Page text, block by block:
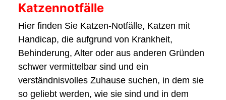
Katzennotfälle
Hier finden Sie Katzen-Notfälle, Katzen mit
Handicap, die aufgrund von Krankheit,
Behinderung, Alter oder aus anderen Gründen
schwer vermittelbar sind und ein
verständnisvolles Zuhause suchen, in dem sie
so geliebt werden, wie sie sind und in dem